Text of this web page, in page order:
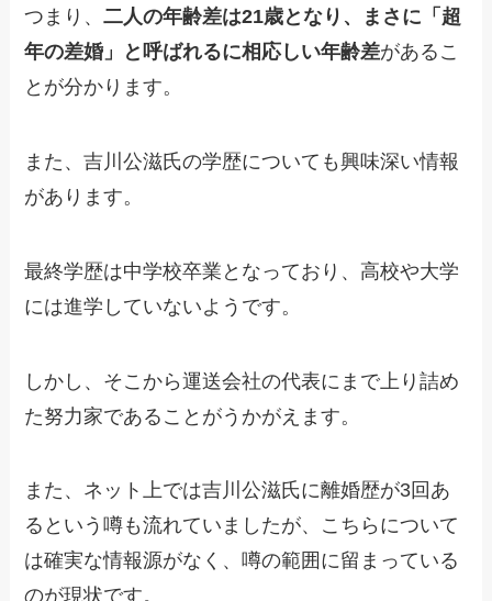
つまり、二人の年齢差は21歳となり、まさに「超
年の差婚」と呼ばれるに相応しい年齢差があるこ
とが分かります。
また、吉川公滋氏の学歴についても興味深い情報
があります。
最終学歴は中学校卒業となっており、高校や大学
には進学していないようです。
しかし、そこから運送会社の代表にまで上り詰め
た努力家であることがうかがえます。
また、ネット上では吉川公滋氏に離婚歴が3回あ
るという噂も流れていましたが、こちらについて
は確実な情報源がなく、噂の範囲に留まっている
のが現状です。